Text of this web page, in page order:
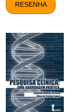
RESENHA